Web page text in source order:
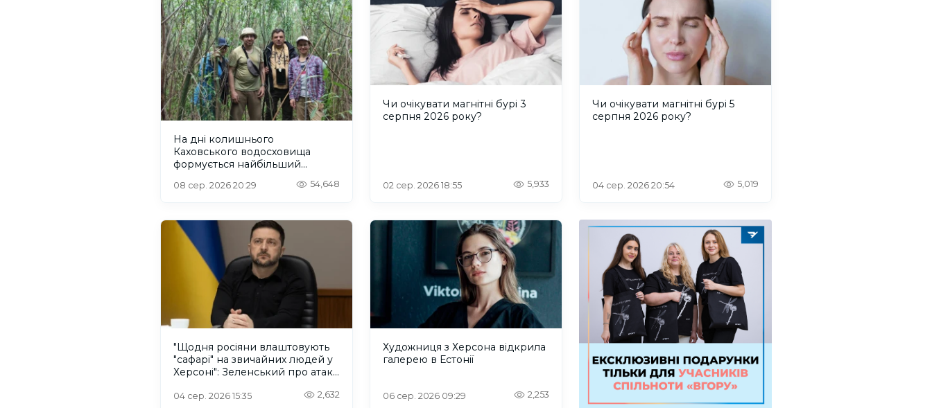
На дні колишнього
Каховського водосховища
формується найбільший
08 сер. 2026 20:29 54,648
Чи очікувати магнітні бурі 3
серпня 2026 року?
02 сер. 2026 18:55 5,933
Чи очікувати магнітні бурі 5
серпня 2026 року?
04 сер. 2026 20:54 5,019
"Щодня росіяни влаштовують
"сафарі" на звичайних людей у
Херсоні": Зеленський про атаку
04 сер. 2026 15:35 2,632
Художниця з Херсона відкрила
галерею в Естонії
06 сер. 2026 09:29 2,253